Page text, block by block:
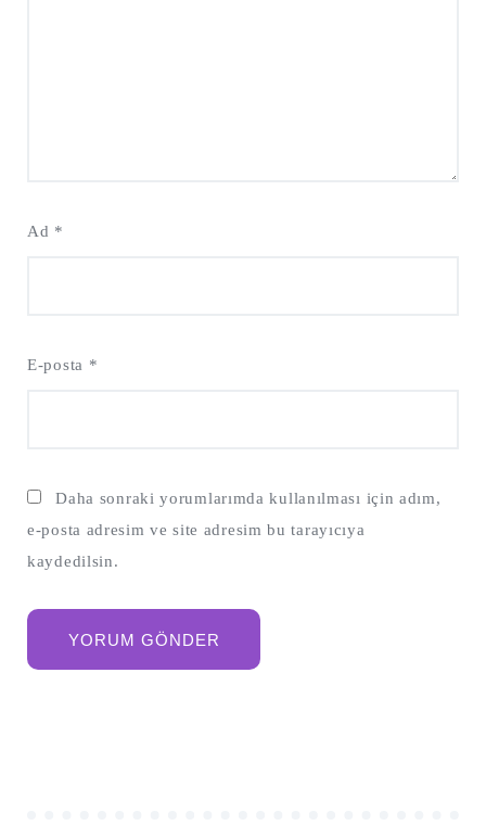
Ad *
E-posta *
Daha sonraki yorumlarımda kullanılması için adım,
e-posta adresim ve site adresim bu tarayıcıya
kaydedilsin.